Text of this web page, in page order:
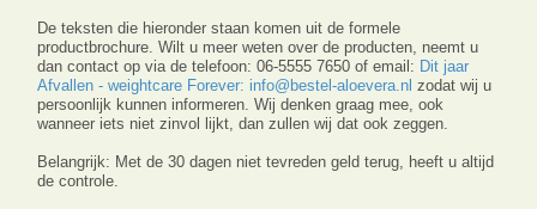
De teksten die hieronder staan komen uit de formele
productbrochure. Wilt u meer weten over de producten, neemt u
dan contact op via de telefoon: 06-5555 7650 of email: Dit jaar
Afvallen - weightcare Forever: info@bestel-aloevera.nl zodat wij u
persoonlijk kunnen informeren. Wij denken graag mee, ook
wanneer iets niet zinvol lijkt, dan zullen wij dat ook zeggen.
Belangrijk: Met de 30 dagen niet tevreden geld terug, heeft u altijd
de controle.